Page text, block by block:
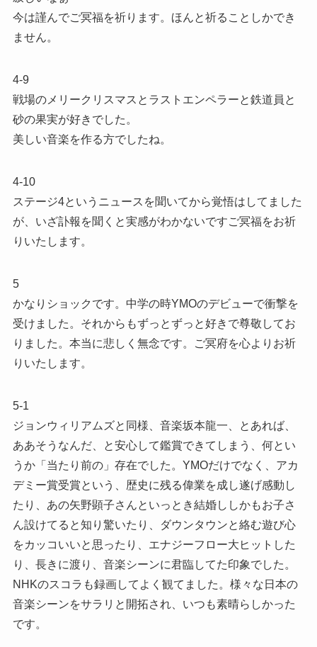
今は謹んでご冥福を祈ります。ほんと祈ることしかでき
ません。
4-9
戦場のメリークリスマスとラストエンペラーと鉄道員と
砂の果実が好きでした。
美しい音楽を作る方でしたね。
4-10
ステージ4というニュースを聞いてから覚悟はしてました
が、いざ訃報を聞くと実感がわかないですご冥福をお祈
りいたします。
5
かなりショックです。中学の時YMOのデビューで衝撃を
受けました。それからもずっとずっと好きで尊敬してお
りました。本当に悲しく無念です。ご冥府を心よりお祈
りいたします。
5-1
ジョンウィリアムズと同様、音楽坂本龍一、とあれば、
ああそうなんだ、と安心して鑑賞できてしまう、何とい
うか「当たり前の」存在でした。YMOだけでなく、アカ
デミー賞受賞という、歴史に残る偉業を成し遂げ感動し
たり、あの矢野顕子さんといっとき結婚ししかもお子さ
ん設けてると知り驚いたり、ダウンタウンと絡む遊び心
をカッコいいと思ったり、エナジーフロー大ヒットした
り、長きに渡り、音楽シーンに君臨してた印象でした。
NHKのスコラも録画してよく観てました。様々な日本の
音楽シーンをサラリと開拓され、いつも素晴らしかった
です。